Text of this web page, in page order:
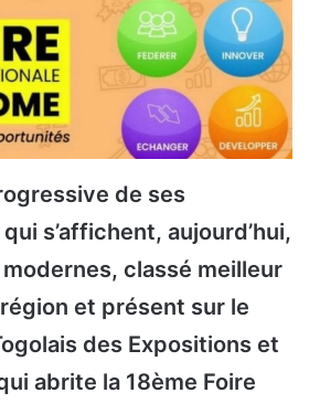
de ses
s’affichent, aujourd’hui,
classé meilleur
et présent sur le
des Expositions et
abrite la 18ème Foire